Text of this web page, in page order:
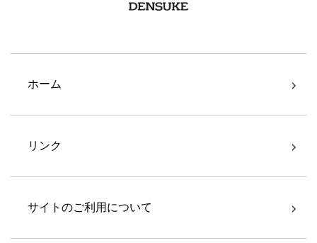
ホーム
リンク
サイトのご利用について